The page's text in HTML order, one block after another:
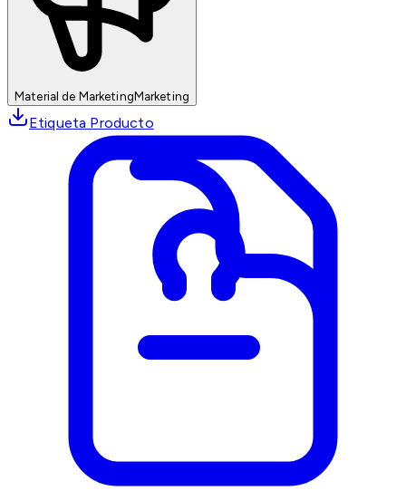
Material de MarketingMarketing
Etiqueta Producto